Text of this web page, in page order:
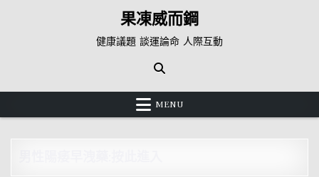
果凍威而鋼
健康議題 談運論命 人際互動
MENU